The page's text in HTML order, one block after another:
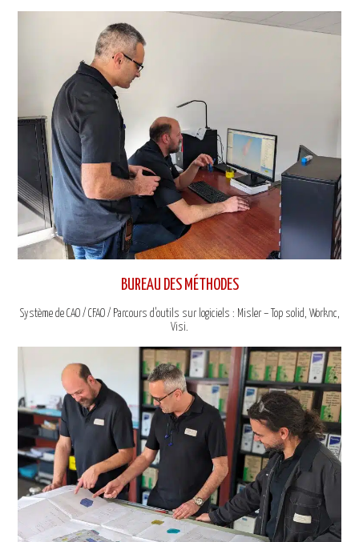
BUREAU DES MÉTHODES
Système de CAO / CFAO / Parcours d’outils sur logiciels : Misler – Top solid, Worknc,
Visi.